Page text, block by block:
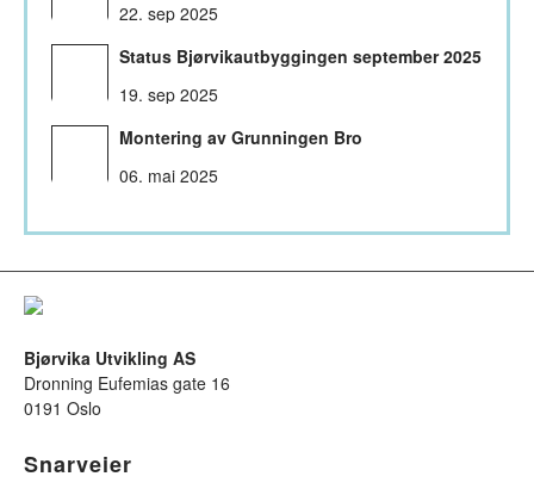
22. sep 2025
Status Bjørvikautbyggingen september 2025
19. sep 2025
Montering av Grunningen Bro
06. mai 2025
Bjørvika Utvikling AS
Dronning Eufemias gate 16
0191 Oslo
Snarveier